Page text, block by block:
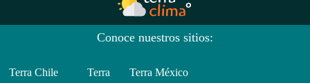
Conoce nuestros sitios:
Terra Chile Terra Terra México